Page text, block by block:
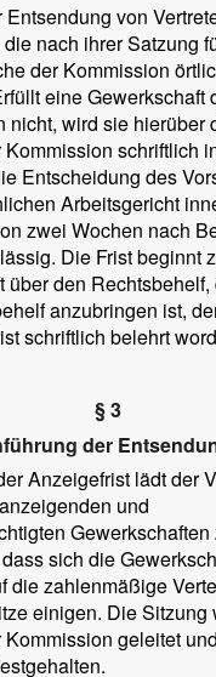
Entsendung von
nach ihrer Satzung
der Kommission
eine Gewerkschaft
nicht, wird sie hierüber
schriftlich
Entscheidung des
Arbeitsgericht
zwei Wochen nach
Die Frist beginnt
über den
anzubringen ist,
schriftlich belehrt
§ 3
der
Anzeigefrist lädt der
und
sich die
die zahlenmäßige
einigen. Die Sitzung
geleitet